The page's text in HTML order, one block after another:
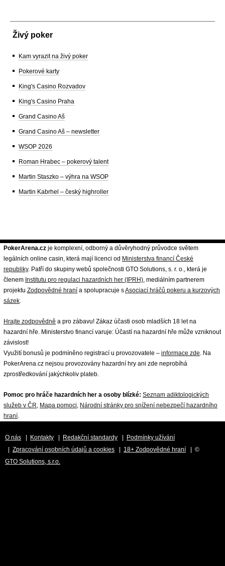
Živý poker
Kam vyrazit na živý poker
Pokerové karty
King's Casino Rozvadov
King's Casino Praha
Grand Casino Aš
Grand Casino Aš – newsletter
WSOP 2026
Roman Hrabec – pokerový talent
Martin Staszko – výhra na WSOP
Martin Kabrhel – český highroller
PokerArena.cz je komplexní, odborný a důvěryhodný průvodce světem
legálních online casin, která mají licenci od Ministerstva financí České
republiky. Patří do skupiny webů společnosti GTO Solutions, s. r. o., která je
členem Institutu pro regulaci hazardních her (IPRH), mediálním partnerem
projektu Zodpovědné hraní a spolupracuje sAsociací hráčů pokeru a kurzových
sázek.
Hrajte zodpovědně a pro zábavu! Zákaz účasti osob mladších 18 let na
hazardní hře. Ministerstvo financí varuje: Účastí na hazardní hře může vzniknout
závislost!
Využití bonusů je podmíněno registrací u provozovatele – informace zde. Na
PokerArena.cz nejsou provozovány hazardní hry ani zde neprobíhá
zprostředkování jakýchkoliv plateb.
Pomoc pro hráče hazardních her a osoby blízké: Seznam adiktologických
služeb v ČR, Mapa pomoci, Národní stránky pro snížení nebezpečí hazardního
hraní.
O nás Kontakty Redakční standardy
Podmínky užívání
Zpracování osobních údajů a cookies 18+ Zodpovědné hraní
| ©
GTO Solutions, s.r.o.